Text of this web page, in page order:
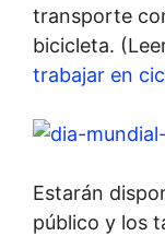
transporte
bicicleta.
trabajar en
Estarán
público y los